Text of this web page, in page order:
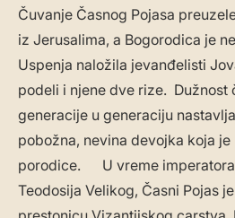
Čuvanje Časnog Pojasa
iz Jerusalima, a Bogorodica je
Uspenja naložila jevanđelisti
podeli i njene dve rize. Dužnost
generacije u generaciju
pobožna, nevina devojka koja
porodice. U vreme imperatora
Teodosija Velikog, Časni Pojas